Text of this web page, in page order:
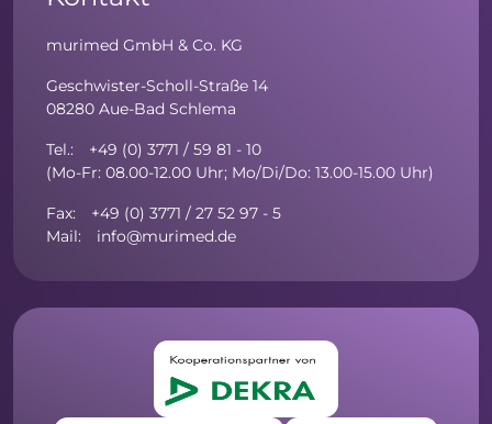
murimed GmbH & Co. KG
Geschwister-Scholl-Straße 14
08280 Aue-Bad Schlema
Tel.: +49 (0) 3771 / 59 81 - 10
(Mo-Fr: 08.00-12.00 Uhr; Mo/Di/Do: 13.00-15.00 Uhr)
Fax: +49 (0) 3771 / 27 52 97 - 5
Mail: info@murimed.de